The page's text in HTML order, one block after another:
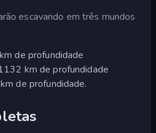
escavando em três mundos
de profundidade
km de profundidade
de profundidade.